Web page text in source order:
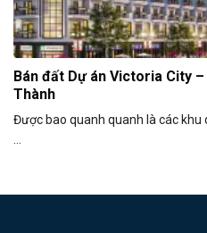
Bán đất Dự án Victoria City
Thành
Được bao quanh quanh là các khu
...